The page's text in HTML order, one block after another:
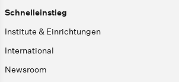
Schnelleinstieg
Institute & Einrichtungen
International
Newsroom